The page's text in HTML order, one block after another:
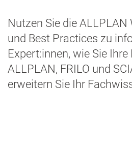
Nutzen Sie die
und Best Practices zu
Expert:innen, wie Sie
ALLPLAN, FRILO und
erweitern Sie Ihr